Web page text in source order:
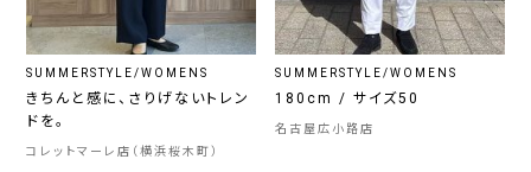
SUMMERSTYLE/WOMENS
きちんと感に、さりげないトレン
ドを。
コレットマーレ店（横浜桜木町）
SUMMERSTYLE/WOMENS
180cm / サイズ50
名古屋広小路店